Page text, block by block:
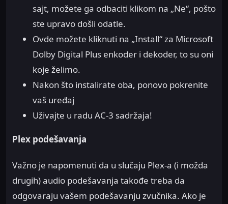
sajt, možete ga odbaciti klikom na „Ne“, pošto
ste upravo došli odatle.
Ovde možete kliknuti na „Install“ za Microsoft
Dolby Digital Plus enkoder i dekoder, to su oni
koje želimo.
Nakon što instalirate oba, ponovo pokrenite
vaš uređaj
Uživajte u radu AC-3 sadržaja!
Plex podešavanja
Važno je napomenuti da u slučaju Plex-a (i možda
drugih) audio podešavanja takođe treba da
odgovaraju vašem podešavanju zvučnika. Ako je